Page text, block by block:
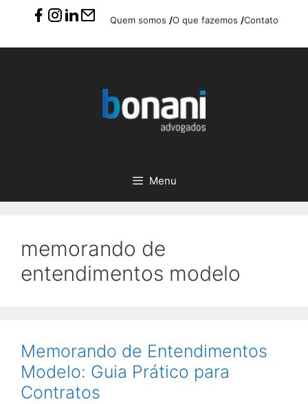
Quem somos /O que fazemos /Contato
Menu
memorando de
entendimentos modelo
Memorando de Entendimentos
Modelo: Guia Prático para
Contratos